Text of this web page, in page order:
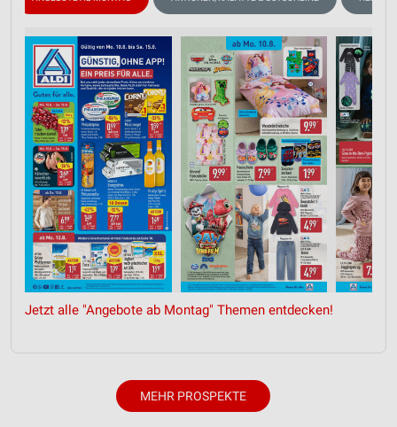
Jetzt alle "Angebote ab Montag" Themen entdecken!
MEHR PROSPEKTE
Funktional
Werbung